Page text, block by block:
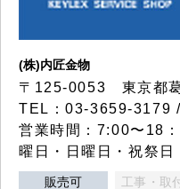
(株)内匠金物
〒125-0053 東京都
TEL：03-3659-3179
営業時間：7:00〜18
曜日・日曜日・祝祭日
販売可 工事・取